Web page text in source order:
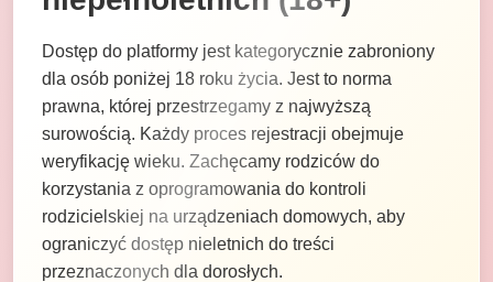
Dostęp do platformy jest kategorycznie zabroniony
dla osób poniżej 18 roku życia. Jest to norma
prawna, której przestrzegamy z najwyższą
surowością. Każdy proces rejestracji obejmuje
weryfikację wieku. Zachęcamy rodziców do
korzystania z oprogramowania do kontroli
rodzicielskiej na urządzeniach domowych, aby
ograniczyć dostęp nieletnich do treści
przeznaczonych dla dorosłych.